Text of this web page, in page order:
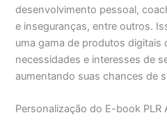
desenvolvimento pessoal,
e inseguranças, entre outros.
uma gama de produtos digitais
necessidades e interesses de
aumentando suas chances de
Personalização do E-book PLR